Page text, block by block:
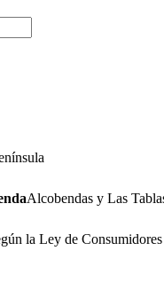
Alcobendas y Las
la Ley de Consumidores